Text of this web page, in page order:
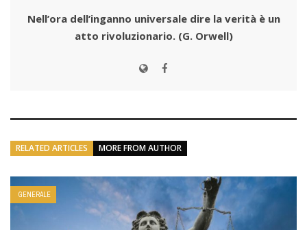
Nell’ora dell’inganno universale dire la verità è un
atto rivoluzionario. (G. Orwell)
RELATED ARTICLES MORE FROM AUTHOR
GENERALE